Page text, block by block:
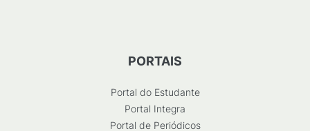
PORTAIS
Portal do Estudante
Portal Integra
Portal de Periódicos